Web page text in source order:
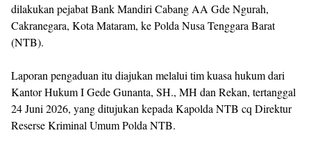
dilakukan pejabat Bank Mandiri Cabang AA Gde Ngurah,
Cakranegara, Kota Mataram, ke Polda Nusa Tenggara Barat
(NTB).
‎Laporan pengaduan itu diajukan melalui tim kuasa hukum dari
Kantor Hukum I Gede Gunanta, SH., MH dan Rekan, tertanggal
24 Juni 2026, yang ditujukan kepada Kapolda NTB cq Direktur
Reserse Kriminal Umum Polda NTB.